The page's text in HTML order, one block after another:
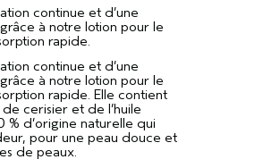
continue et d’une
à notre lotion pour le
rapide.
continue et d’une
à notre lotion pour le
rapide. Elle contient
cerisier et de l’huile
% d’origine naturelle qui
pour une peau douce et
de peaux.